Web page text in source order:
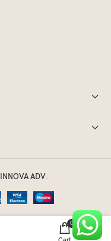
INNOVA ADV.
0